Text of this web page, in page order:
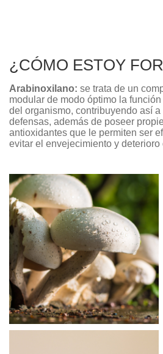
¿CÓMO ESTOY
Arabinoxilano: se trata de un
modular de modo óptimo la
del organismo, contribuyendo así
defensas, además de poseer
antioxidantes que le permiten ser
evitar el envejecimiento y deterioro